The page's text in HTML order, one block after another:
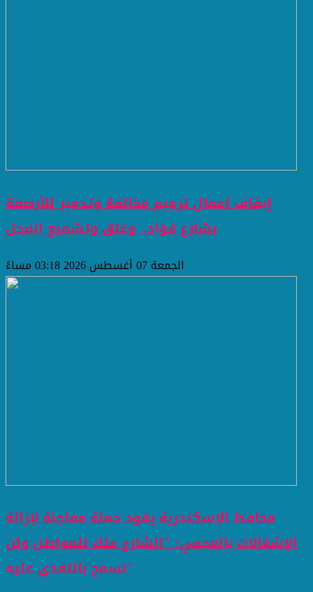
إيقاف أعمال ترميم مخالفة وتدمير للأرصفة
بشارع فؤاد.. وغلق وتشميع المحل
الجمعة 07 أغسطس 2026 03:18 مساءً
محافظ الإسكندرية يقود حملة مفاجئة لإزالة
الإشغالات بالعجمي: "الشارع ملك للمواطن ولن
نسمح بالتعدي عليه"